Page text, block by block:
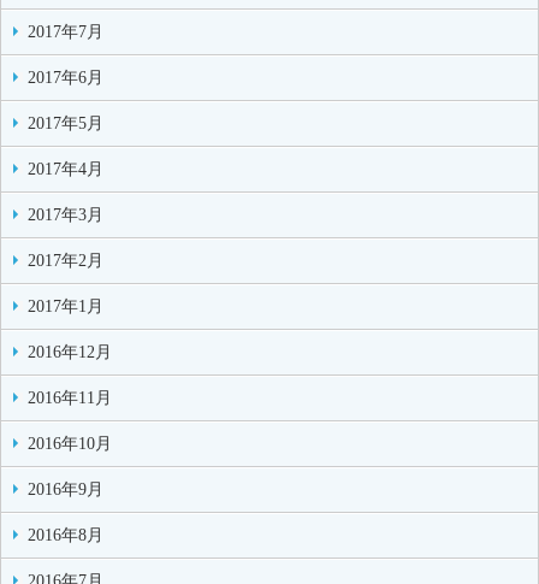
2017年7月
2017年6月
2017年5月
2017年4月
2017年3月
2017年2月
2017年1月
2016年12月
2016年11月
2016年10月
2016年9月
2016年8月